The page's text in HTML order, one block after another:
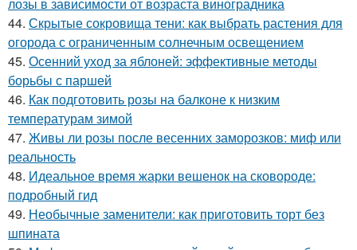
44. Скрытые сокровища тени: как выбрать растения для
огорода с ограниченным солнечным освещением
45. Осенний уход за яблоней: эффективные методы
борьбы с паршей
46. Как подготовить розы на балконе к низким
температурам зимой
47. Живы ли розы после весенних заморозков: миф или
реальность
48. Идеальное время жарки вешенок на сковороде:
подробный гид
49. Необычные заменители: как приготовить торт без
шпината